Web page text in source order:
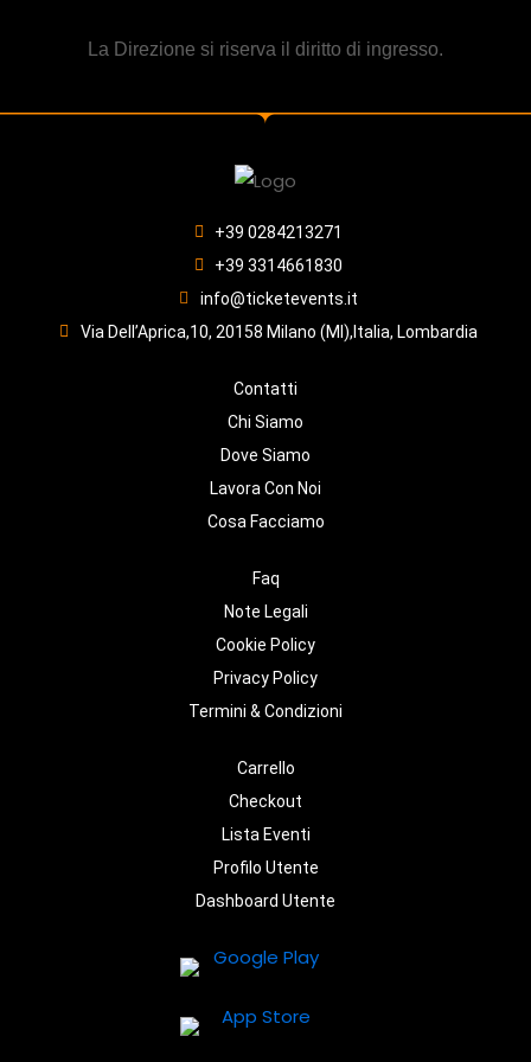
La Direzione si riserva il diritto di ingresso.
+39 0284213271
+39 3314661830
info@ticketevents.it
Via Dell’Aprica,10, 20158 Milano (MI),Italia, Lombardia
Contatti
Chi Siamo
Dove Siamo
Lavora Con Noi
Cosa Facciamo
Faq
Note Legali
Cookie Policy
Privacy Policy
Termini & Condizioni
Carrello
Checkout
Lista Eventi
Profilo Utente
Dashboard Utente